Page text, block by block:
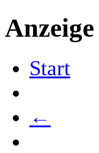
Start
←